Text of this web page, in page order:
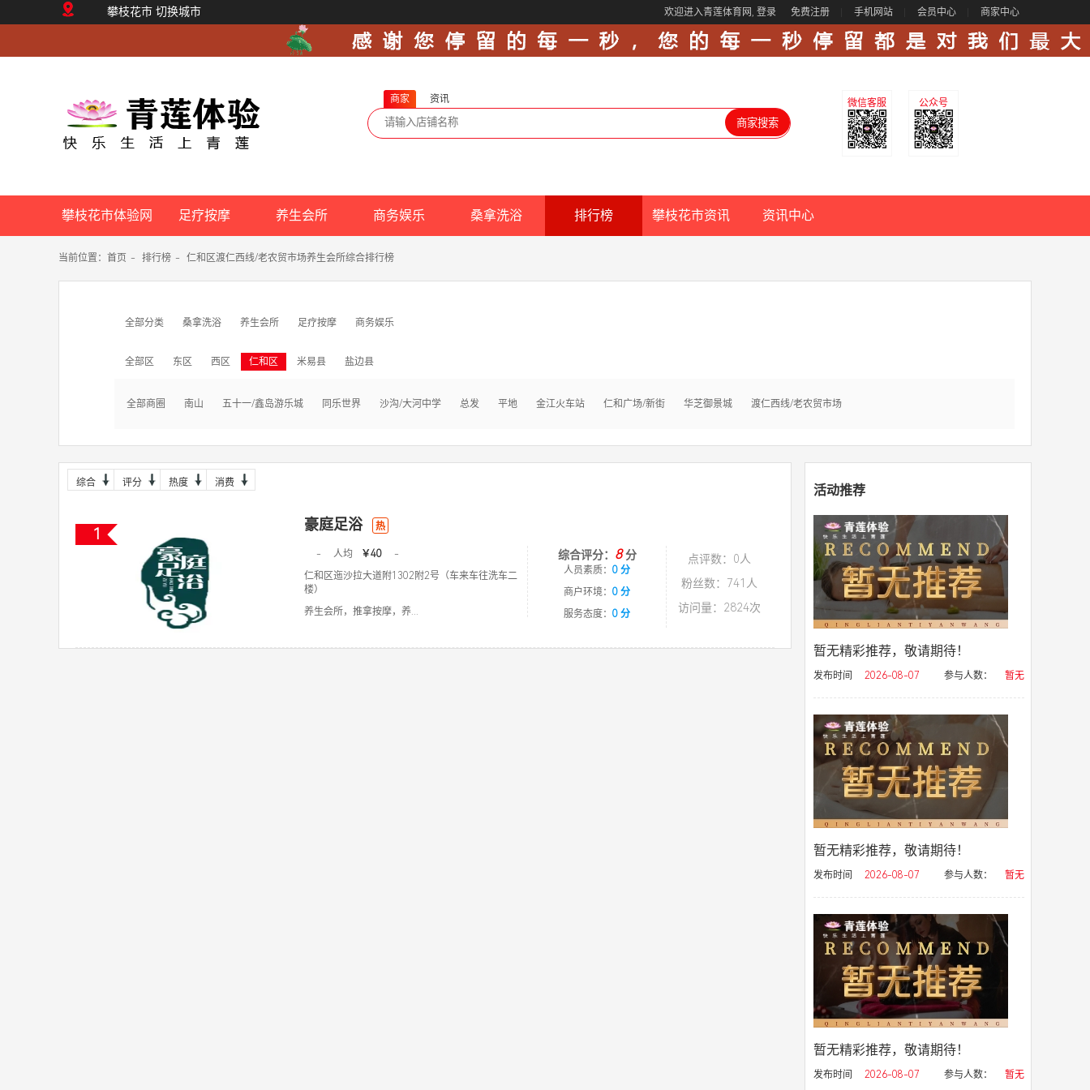
攀枝花市 切换城市 欢迎进入青莲体育网, 登录 免费注册 手机网站 会员中心 商家中心
商家 资讯 公众号
微信客服
攀枝花市体验网 足疗按摩 养生会所 商务娱乐 桑拿洗浴 排行榜 攀枝花市资讯 资讯中心
当前位置： 首页 - 排行榜 - 仁和区渡仁西线/老农贸市场养生会所综合排行榜
全部分类 桑拿洗浴 养生会所 足疗按摩 商务娱乐
全部区 东区 西区 仁和区 米易县 盐边县
全部商圈 南山 五十一/鑫岛游乐城 同乐世界 沙沟/大河中学 总发 平地 金江火车站 仁和广场/新街 华芝御景城 渡仁西线/老农贸市场
综合 评分 热度 消费
1
豪庭足浴 热
- 人均 ￥40
-
仁和区迤沙拉大道附1302附2号（车来车往洗车二
楼）
养生会所，推拿按摩，养...
综合评分： 8分
人员素质： 0 分
商户环境： 0 分
服务态度： 0 分
点评数：0人
粉丝数：741人
访问量：2824次
活动推荐
暂无精彩推荐，敬请期待！
发布时间 2026-08-07 参与人数： 暂无
暂无精彩推荐，敬请期待！
发布时间 2026-08-07 参与人数： 暂无
暂无精彩推荐，敬请期待！
发布时间 2026-08-07 参与人数： 暂无